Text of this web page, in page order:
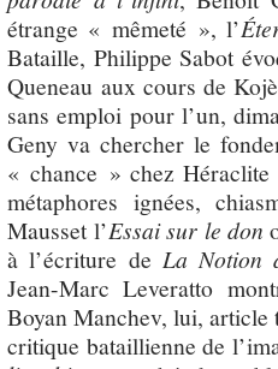
étrange « mêmeté », l’
Bataille, Philippe Sabot
Queneau aux cours de
sans emploi pour l’un,
Geny va chercher le
« chance » chez
métaphores ignées,
Mausset l’Essai sur le don
à l’écriture de La Notion
Jean-Marc Leveratto
Boyan Manchev, lui, article
critique bataillienne de